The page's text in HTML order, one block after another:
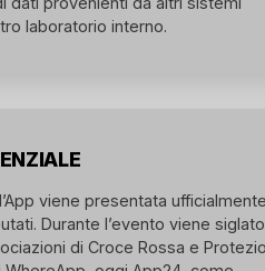
laboratorio interno.
viene presentata ufficialmente
Durante l’evento viene siglato
di Croce Rossa e